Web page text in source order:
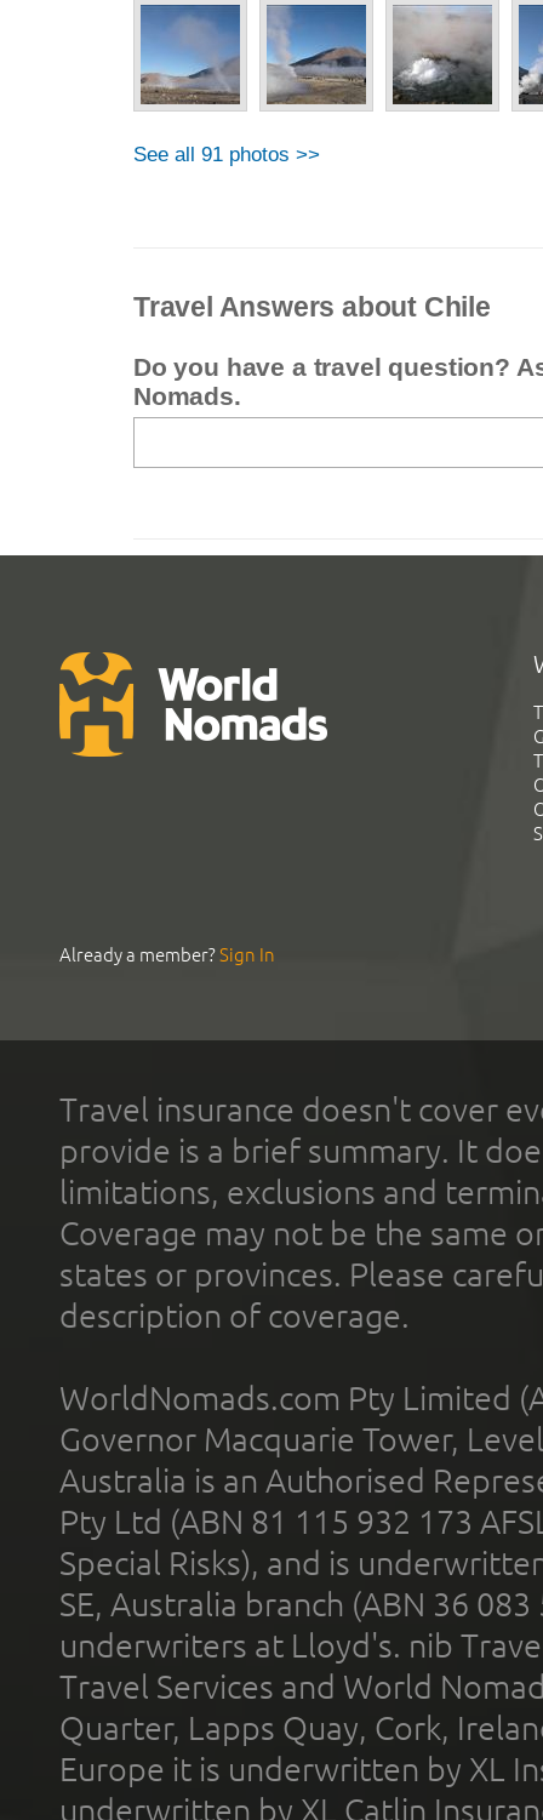
See all 91 photos >>
Travel Answers about Chile
Do you have a travel question?
Nomads.
Already a member?Sign In
Travel insurance doesn't cover
provide is a brief summary. It
limitations, exclusions and
Coverage may not be the same
states or provinces. Please
description of coverage.
WorldNomads.com Pty Limited
Governor Macquarie Tower,
Australia is an Authorised
Pty Ltd (ABN 81 115 932 173
Special Risks), and is
SE, Australia branch (ABN 36
underwriters at Lloyd's. nib
Travel Services and World
Quarter, Lapps Quay, Cork,
Europe it is underwritten by XL
underwritten by XL Catlin